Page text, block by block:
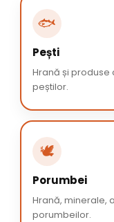
🐟
Pești
Hrană și
peștilor.
🕊️
Porumbei
Hrană, minerale,
porumbeilor.